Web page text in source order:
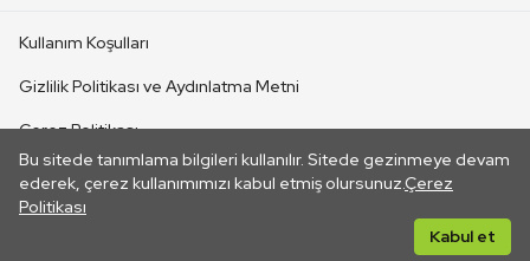
Bu sitede tanımlama bilgileri kullanılır. Sitede gezinmeye devam
ederek, çerez kullanımımızı kabul etmiş olursunuz.Çerez
Politikası
Kabul et
CANLI YAYINLAR
Kullanım Koşulları
Gizlilik Politikası ve Aydınlatma Metni
Çerez Politikası
İletişim
Her hakkı saklıdır. ©2026 TRT. Bağlantı yoluyla gidilen dış